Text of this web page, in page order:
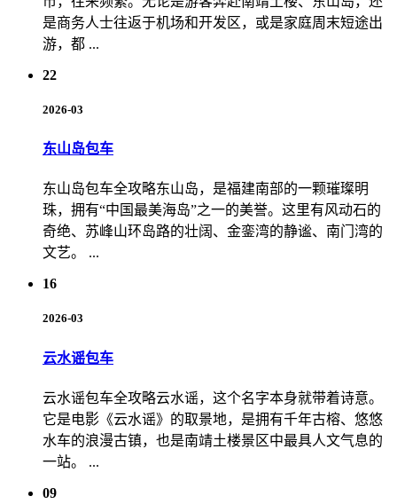
是商务人士往返于机场和开发区，或是家庭周末短途出
游，都 ...
22
2026-03
东山岛包车
东山岛包车全攻略东山岛，是福建南部的一颗璀璨明
珠，拥有“中国最美海岛”之一的美誉。这里有风动石的
奇绝、苏峰山环岛路的壮阔、金銮湾的静谧、南门湾的
文艺。 ...
16
2026-03
云水谣包车
云水谣包车全攻略云水谣，这个名字本身就带着诗意。
它是电影《云水谣》的取景地，是拥有千年古榕、悠悠
水车的浪漫古镇，也是南靖土楼景区中最具人文气息的
一站。 ...
09